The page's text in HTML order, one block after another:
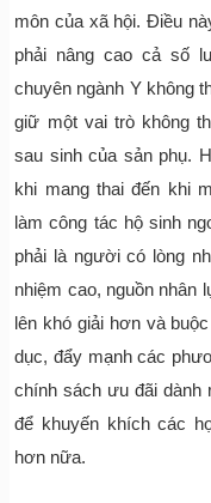
môn của xã hội. Điều
phải nâng cao cả số
chuyên ngành Y không
giữ một vai trò không
sau sinh của sản phụ.
khi mang thai đến khi
làm công tác hộ sinh
phải là người có lòng
nhiệm cao, nguồn nhân
lên khó giải hơn và
dục, đẩy mạnh các
chính sách ưu đãi dành
để khuyến khích các
hơn nữa.